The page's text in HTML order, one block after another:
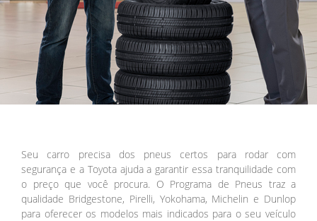
Seu carro precisa dos pneus certos para rodar com
segurança e a Toyota ajuda a garantir essa tranquilidade com
o preço que você procura. O Programa de Pneus traz a
qualidade Bridgestone, Pirelli, Yokohama, Michelin e Dunlop
para oferecer os modelos mais indicados para o seu veículo